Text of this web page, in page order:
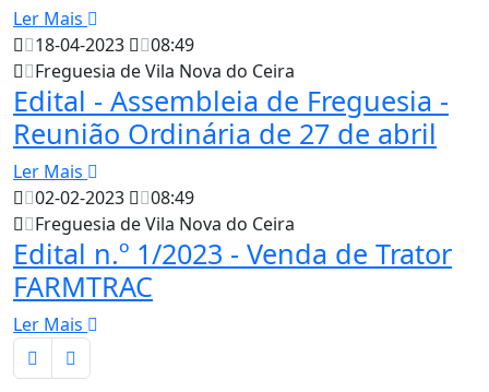
Ler Mais
18-04-2023
08:49
Freguesia de Vila Nova do Ceira
Edital - Assembleia de Freguesia -
Reunião Ordinária de 27 de abril
Ler Mais
02-02-2023
08:49
Freguesia de Vila Nova do Ceira
Edital n.º 1/2023 - Venda de Trator
FARMTRAC
Ler Mais